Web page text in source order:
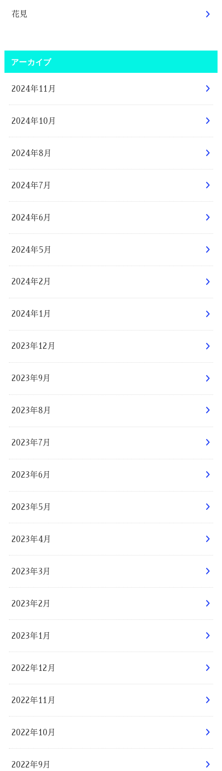
花見
アーカイブ
2024年11月
2024年10月
2024年8月
2024年7月
2024年6月
2024年5月
2024年2月
2024年1月
2023年12月
2023年9月
2023年8月
2023年7月
2023年6月
2023年5月
2023年4月
2023年3月
2023年2月
2023年1月
2022年12月
2022年11月
2022年10月
2022年9月